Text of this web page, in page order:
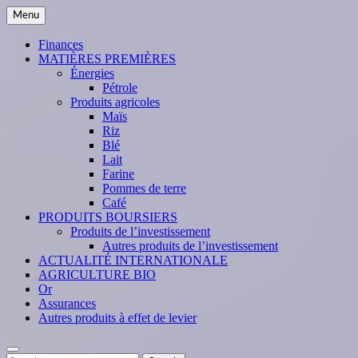
Skip
to
content
Menu
Finances
MATIÈRES PREMIÈRES
Énergies
Pétrole
Produits agricoles
Maïs
Riz
Blé
Lait
Farine
Pommes de terre
Café
PRODUITS BOURSIERS
Produits de l’investissement
Autres produits de l’investissement
ACTUALITÉ INTERNATIONALE
AGRICULTURE BIO
Or
Assurances
Autres produits à effet de levier
Search